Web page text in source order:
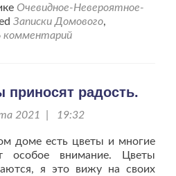
Очевидное-Невероятное-
Записки Домового,
радость.
2021 | 19:32
доме есть цветы и многие
внимание. Цветы
я это вижу на своих